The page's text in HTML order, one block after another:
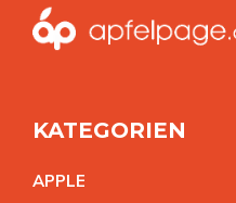
KATEGORIEN
APPLE